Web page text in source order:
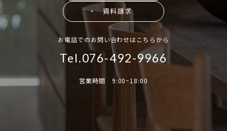
・ 資料請求
お電話でのお問い合わせはこちらから
Tel.076-492-9966
営業時間 9:00~18:00